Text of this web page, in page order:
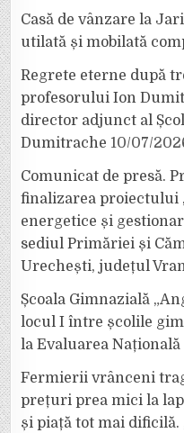
Casă de vânzare la
utilată și mobilată
Regrete eterne după
profesorului Ion
director adjunct al
Dumitrache 10/07/
Comunicat de presă.
finalizarea proiectului
energetice și
sediul Primăriei și
Urechești, județul
Școala Gimnazială
locul I între școlile
la Evaluarea Națională
Fermierii vrânceni
prețuri prea mici la
și piață tot mai dificilă.